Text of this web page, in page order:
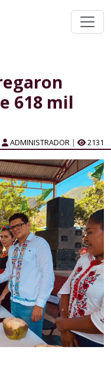
618 mil
ADMINISTRADOR | 2131